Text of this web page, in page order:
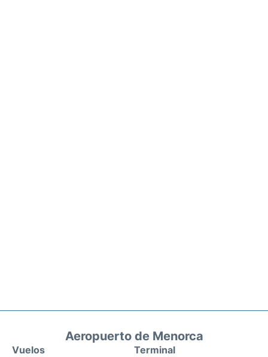
Aeropuerto de Menorca
Vuelos Terminal